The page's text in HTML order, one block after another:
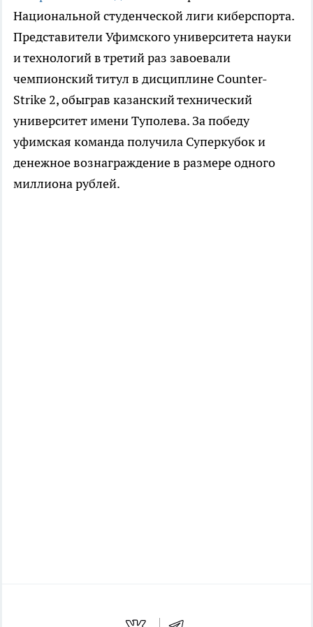
Национальной студенческой лиги киберспорта.
Представители Уфимского университета науки
и технологий в третий раз завоевали
чемпионский титул в дисциплине Counter-
Strike 2, обыграв казанский технический
университет имени Туполева. За победу
уфимская команда получила Суперкубок и
денежное вознаграждение в размере одного
миллиона рублей.